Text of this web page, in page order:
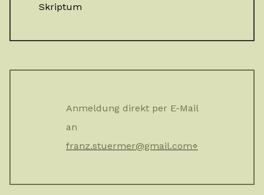
Skriptum
Anmeldung direkt per E-Mail
an
franz.stuermer@gmail.com